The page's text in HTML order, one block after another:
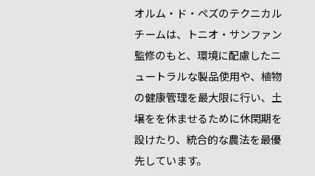
オルム・ド・ペズのテクニカル
チームは、トニオ・サンファン
監修のもと、環境に配慮したニ
ュートラルな製品使用や、植物
の健康管理を最大限に行い、土
壌をを休ませるために休閑期を
設けたり、統合的な農法を最優
先しています。